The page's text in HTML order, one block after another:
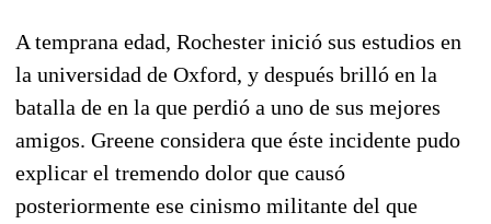
A temprana edad, Rochester inició sus estudios en
la universidad de Oxford, y después brilló en la
batalla de en la que perdió a uno de sus mejores
amigos. Greene considera que éste incidente pudo
explicar el tremendo dolor que causó
posteriormente ese cinismo militante del que